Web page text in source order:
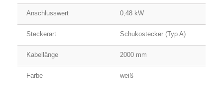
Anschlusswert 0,48 kW
Steckerart Schukostecker (Typ A)
Kabellänge 2000 mm
Farbe weiß